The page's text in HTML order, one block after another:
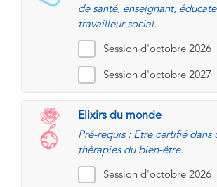
de santé, enseignant,
travailleur social.
Session d'octobre 2026
Session d'octobre 2027
Elixirs du monde
Pré-requis : Etre certifié dans
thérapies du bien-être.
Session d'octobre 2026